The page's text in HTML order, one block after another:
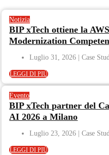
Notizia
BIP xTech ottiene la
Modernization
Luglio 31, 2026
LEGGI DI PIÙ
Evento
BIP xTech partner del
AI 2026 a Milano
Luglio 23, 2026
LEGGI DI PIÙ